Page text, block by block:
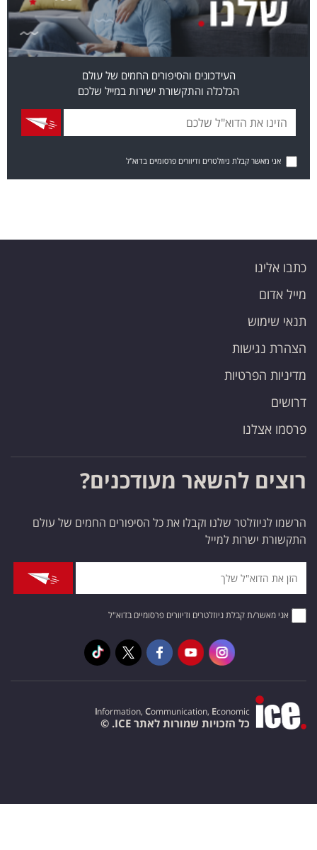
העידכונים והסיפורים החמים של עולם
הכלכלה והתקשורת ישירות במייל שלכם
אני מאשר קבלת ניוזלטרים ודיוורים פרסומיים בדוא"ל
כתבו אלינו
מייל אדום
תנאי שימוש
הצהרת נגישות
מדיניות הפרטיות
דרושים
פרסמו אצלנו
רוצים להשאר מעודכנים?
הרשמו לניוזלטר שלנו וקבלו את כל הסיפורים החמים של עולם
התקשורת ישרות למייל
אני מאשר/ת קבלת ניוזלטרים ודיוורים פרסומיים בדוא"ל
Information, Communication, Economic
כל הזכויות שמורות לאתר ICE. ©